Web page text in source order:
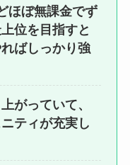
ほぼ無課金でず
位を目指すと
ばしっかり強
がっていて、
ティが充実し